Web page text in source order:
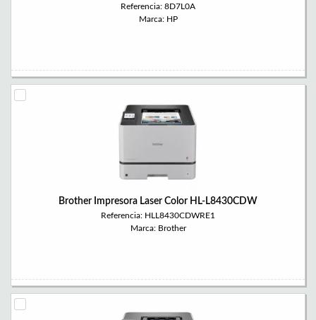
Referencia: 8D7L0A
Marca: HP
Brother Impresora Laser Color HL-L8430CDW
Referencia: HLL8430CDWRE1
Marca: Brother